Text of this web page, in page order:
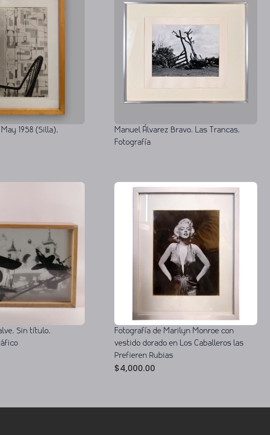
1958 (Silla).
Manuel Álvarez Bravo. Las Trancas.
Fotografía
Sin título.
Fotografía de Marilyn Monroe con
vestido dorado en Los Caballeros las
Prefieren Rubias
$4,000.00